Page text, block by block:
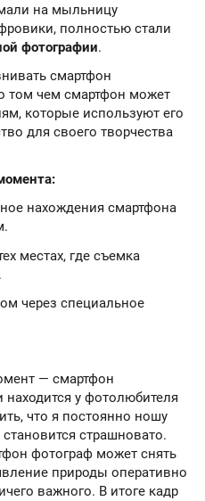
на мыльницу
полностью стали
фотографии.
смартфон
том чем смартфон может
которые используют его
для своего творчества
нахождения смартфона
местах, где съемка
через специальное
— смартфон
находится у фотолюбителя
что я постоянно ношу
страшновато.
фотограф может снять
природы оперативно
важного. В итоге кадр